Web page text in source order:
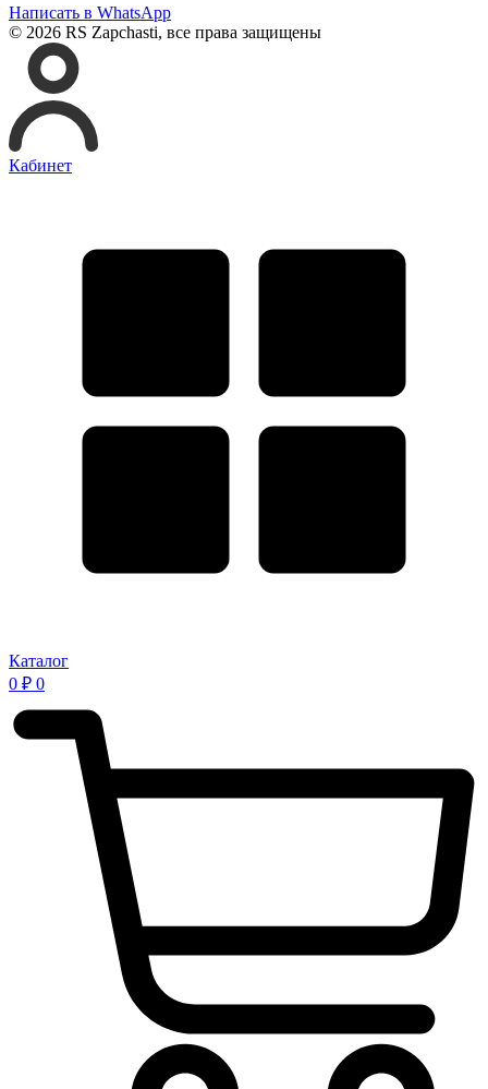
Написать в WhatsApp
© 2026 RS Zapchasti, все права защищены
Кабинет
Каталог
0 ₽ 0